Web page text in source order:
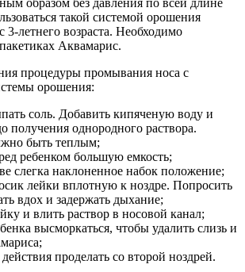
образом без давления по всей длине
такой системой орошения
3-летнего возраста. Необходимо
Аквамарис.
процедуры промывания носа с
орошения:
соль. Добавить кипяченую воду и
получения однородного раствора.
быть теплым;
ребенком большую емкость;
слегка наклоненное набок положение;
лейки вплотную к ноздре. Попросить
вдох и задержать дыхание;
и влить раствор в носовой канал;
высморкаться, чтобы удалить слизь и
проделать со второй ноздрей.